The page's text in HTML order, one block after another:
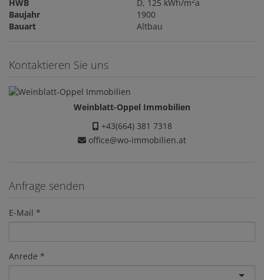
HWB D, 125 kWh/m a
Baujahr
1900
Bauart
Altbau
Kontaktieren Sie uns
Weinblatt-Oppel Immobilien
+43(664) 381 7318
office@wo-immobilien.at
Anfrage senden
E-Mail
Anrede